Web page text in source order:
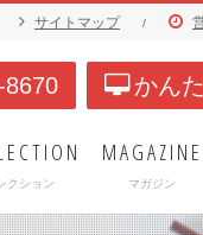
サイトマップ /
8670 かん
クション
MAGAZINE
マガジン